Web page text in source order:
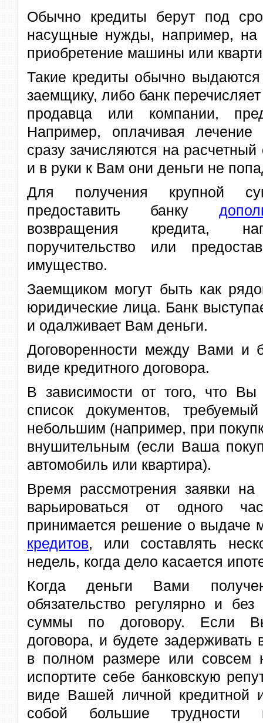
Обычно кредиты берут под
насущные нужды, например, на
приобретение машины или
Такие кредиты обычно
заемщику, либо банк
продавца или компании,
Например, оплачивая лечение
сразу зачисляются на
и в руки к Вам они деньги не
Для получения крупной
предоставить банку
возвращения кредита,
поручительство или
имущество.
Заемщиком могут быть как
юридические лица. Банк
и одалживает Вам деньги.
Договоренности между Вами и
виде кредитного договора.
В зависимости от того, что Вы
список документов,
небольшим (например, при
внушительным (если Ваша
автомобиль или квартира).
Время рассмотрения заявки
варьироваться от одного
принимается решение о выдаче
кредитов, или составлять
недель, когда дело касается
Когда деньги Вами
обязательство регулярно и
суммы по договору. Если
договора, и будете
в полном размере или совсем
испортите себе банковскую
виде Вашей личной кредитной
собой большие трудности